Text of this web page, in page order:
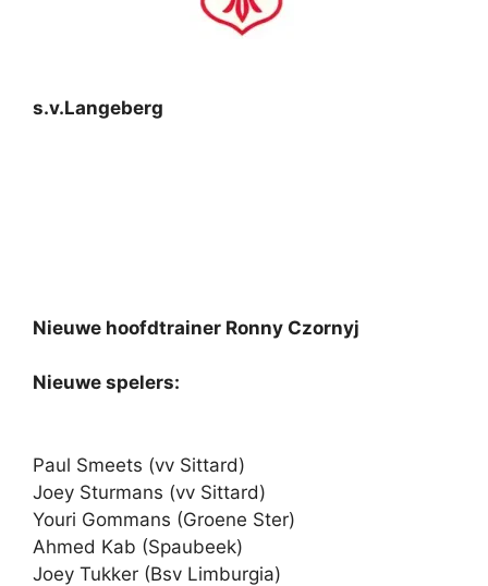
s.v.Langeberg
Nieuwe hoofdtrainer Ronny Czornyj
Nieuwe spelers:
Paul Smeets (vv Sittard)
Joey Sturmans (vv Sittard)
Youri Gommans (Groene Ster)
Ahmed Kab (Spaubeek)
Joey Tukker (Bsv Limburgia)